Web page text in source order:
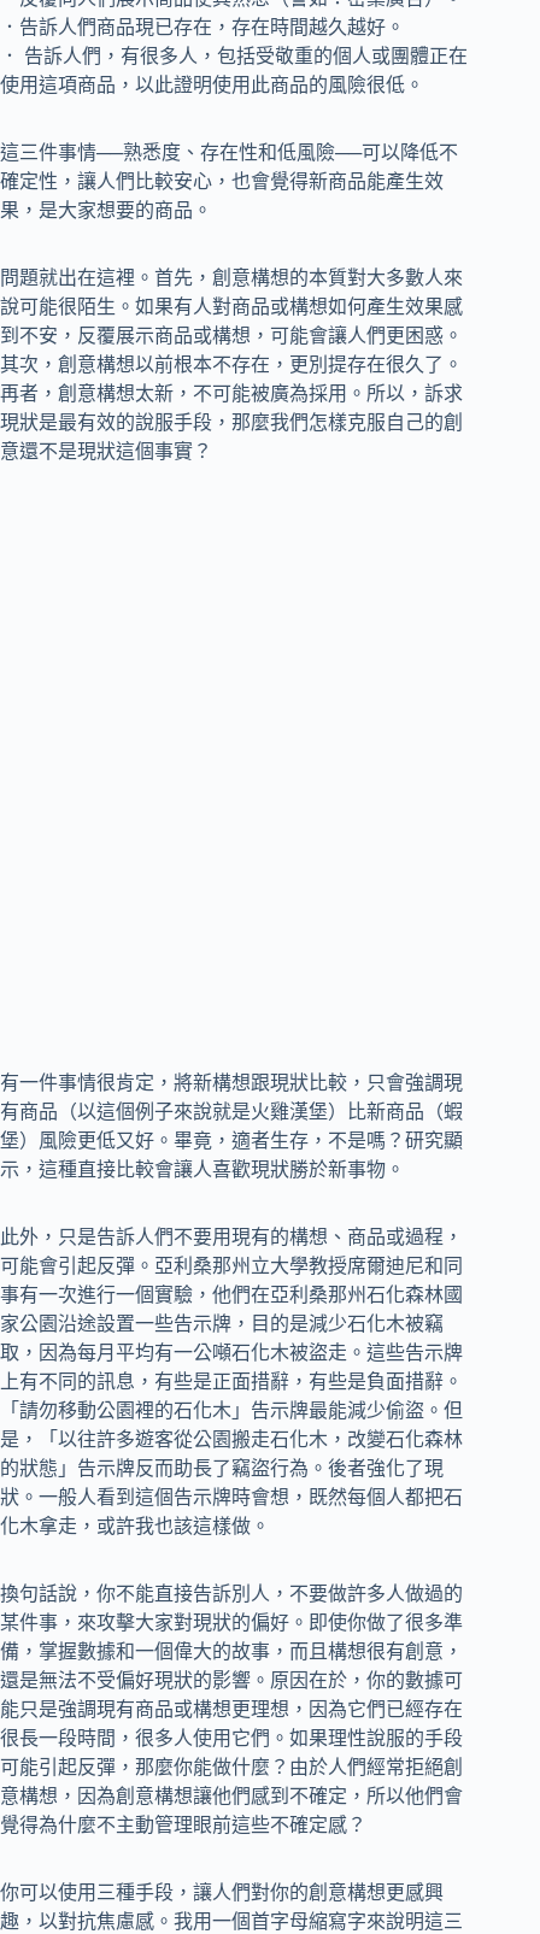
．告訴人們商品現已存在，存在時間越久越好。
． 告訴人們，有很多人，包括受敬重的個人或團體正在
使用這項商品，以此證明使用此商品的風險很低。
這三件事情──熟悉度、存在性和低風險──可以降低不
確定性，讓人們比較安心，也會覺得新商品能產生效
果，是大家想要的商品。
問題就出在這裡。首先，創意構想的本質對大多數人來
說可能很陌生。如果有人對商品或構想如何產生效果感
到不安，反覆展示商品或構想，可能會讓人們更困惑。
其次，創意構想以前根本不存在，更別提存在很久了。
再者，創意構想太新，不可能被廣為採用。所以，訴求
現狀是最有效的說服手段，那麼我們怎樣克服自己的創
意還不是現狀這個事實？
有一件事情很肯定，將新構想跟現狀比較，只會強調現
有商品（以這個例子來說就是火雞漢堡）比新商品（蝦
堡）風險更低又好。畢竟，適者生存，不是嗎？研究顯
示，這種直接比較會讓人喜歡現狀勝於新事物。
此外，只是告訴人們不要用現有的構想、商品或過程，
可能會引起反彈。亞利桑那州立大學教授席爾迪尼和同
事有一次進行一個實驗，他們在亞利桑那州石化森林國
家公園沿途設置一些告示牌，目的是減少石化木被竊
取，因為每月平均有一公噸石化木被盜走。這些告示牌
上有不同的訊息，有些是正面措辭，有些是負面措辭。
「請勿移動公園裡的石化木」告示牌最能減少偷盜。但
是，「以往許多遊客從公園搬走石化木，改變石化森林
的狀態」告示牌反而助長了竊盜行為。後者強化了現
狀。一般人看到這個告示牌時會想，既然每個人都把石
化木拿走，或許我也該這樣做。
換句話說，你不能直接告訴別人，不要做許多人做過的
某件事，來攻擊大家對現狀的偏好。即使你做了很多準
備，掌握數據和一個偉大的故事，而且構想很有創意，
還是無法不受偏好現狀的影響。原因在於，你的數據可
能只是強調現有商品或構想更理想，因為它們已經存在
很長一段時間，很多人使用它們。如果理性說服的手段
可能引起反彈，那麼你能做什麼？由於人們經常拒絕創
意構想，因為創意構想讓他們感到不確定，所以他們會
覺得為什麼不主動管理眼前這些不確定感？
你可以使用三種手段，讓人們對你的創意構想更感興
趣，以對抗焦慮感。我用一個首字母縮寫字來說明這三